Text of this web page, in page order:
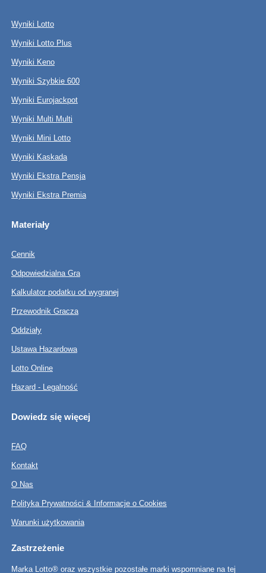
Wyniki Lotto
Wyniki Lotto Plus
Wyniki Keno
Wyniki Szybkie 600
Wyniki Eurojackpot
Wyniki Multi Multi
Wyniki Mini Lotto
Wyniki Kaskada
Wyniki Ekstra Pensja
Wyniki Ekstra Premia
Materiały
Cennik
Odpowiedzialna Gra
Kalkulator podatku od wygranej
Przewodnik Gracza
Oddziały
Ustawa Hazardowa
Lotto Online
Hazard - Legalność
Dowiedz się więcej
FAQ
Kontakt
O Nas
Polityka Prywatności & Informacje o Cookies
Warunki użytkowania
Zastrzeżenie
Marka Lotto® oraz wszystkie pozostałe marki wspomniane na tej